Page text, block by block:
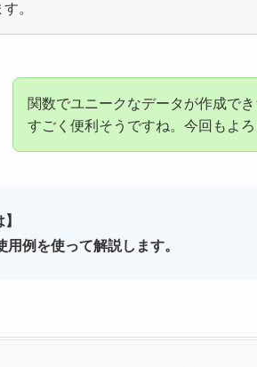
。
関数でユニークなデータが作成で
すごく便利そうですね。今回もよ
用例を使って解説します。